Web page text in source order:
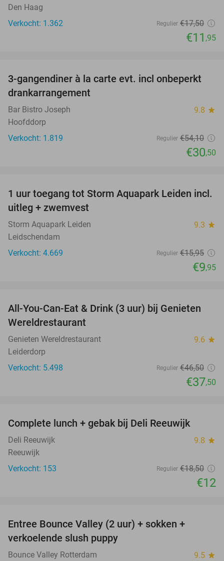
Den Haag
Verkocht: 1.362
Regulier €17,50
€11 ,95
44%
3-gangendiner à la carte evt. incl onbeperkt
drankarrangement
Bar Bistro Joseph 9.8 star
Hoofddorp
Verkocht: 1.819
Regulier €54,10
€30,50
38%
1 uur toegang tot Storm Aquapark Leiden incl.
uitleg + zwemvest
Storm Aquapark Leiden 9.3 star
Leidschendam
Verkocht: 4.669
Regulier €15,95
€9,95
19%
All-You-Can-Eat & Drink (3 uur) bij Genieten
Wereldrestaurant
Genieten Wereldrestaurant 9.6 star
Leiderdorp
Verkocht: 5.498
Regulier €46,50
€37,50
Complete lunch + gebak bij Deli Reeuwijk
Deli Reeuwijk 9.8 star
Reeuwijk
Verkocht: 153
Regulier €18,50
€12
Entree Bounce Valley (2 uur) + sokken +
verkoelende slush puppy
Bounce Valley Rotterdam 9.5 star